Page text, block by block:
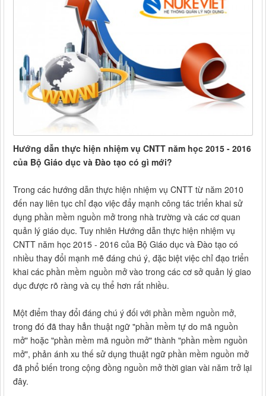
Hướng dẫn thực hiện nhiệm vụ CNTT năm học 2015 - 2016
của Bộ Giáo dục và Đào tạo có gì mới?
Trong các hướng dẫn thực hiện nhiệm vụ CNTT từ năm 2010
đến nay liên tục chỉ đạo việc đẩy mạnh công tác triển khai sử
dụng phần mềm nguồn mở trong nhà trường và các cơ quan
quản lý giáo dục. Tuy nhiên Hướng dẫn thực hiện nhiệm vụ
CNTT năm học 2015 - 2016 của Bộ Giáo dục và Đào tạo có
nhiều thay đổi mạnh mẽ đáng chú ý, đặc biệt việc chỉ đạo triển
khai các phần mềm nguồn mở vào trong các cơ sở quản lý giao
dục được rõ ràng và cụ thể hơn rất nhiều.
Một điểm thay đổi đáng chú ý đối với phần mềm nguồn mở,
trong đó đã thay hẳn thuật ngữ "phần mềm tự do mã nguồn
mở" hoặc "phần mềm mã nguồn mở" thành "phần mềm nguồn
mở", phản ánh xu thế sử dụng thuật ngữ phần mềm nguồn mở
đã phổ biến trong cộng đồng nguồn mở thời gian vài năm trở lại
đây.